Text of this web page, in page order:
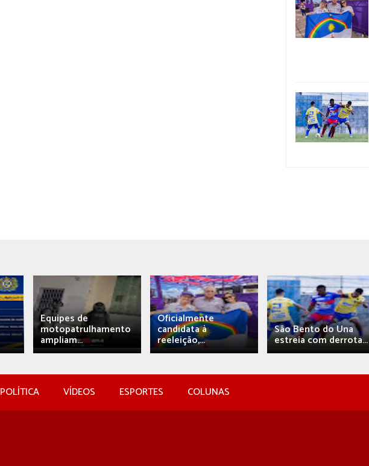
Equipes de
motopatrulhamento
ampliam...
Oficialmente
candidata à
reeleição,...
São Bento do Una
estreia com derrota...
POLÍTICA VÍDEOS ESPORTES COLUNAS